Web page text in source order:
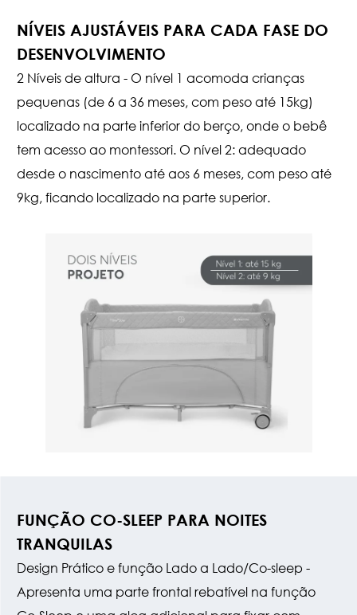
NÍVEIS AJUSTÁVEIS PARA CADA FASE DO
DESENVOLVIMENTO
2 Níveis de altura - O nível 1 acomoda crianças
pequenas (de 6 a 36 meses, com peso até 15kg)
localizado na parte inferior do berço, onde o bebê
tem acesso ao montessori. O nível 2: adequado
desde o nascimento até aos 6 meses, com peso até
9kg, ficando localizado na parte superior.
FUNÇÃO CO-SLEEP PARA NOITES
TRANQUILAS
Design Prático e função Lado a Lado/Co-sleep -
Apresenta uma parte frontal rebatível na função